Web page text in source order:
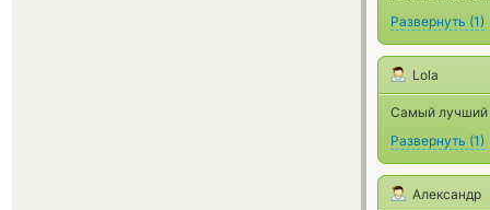
Развернуть (1)
Lola
Самый лучший
Развернуть (1)
Александр